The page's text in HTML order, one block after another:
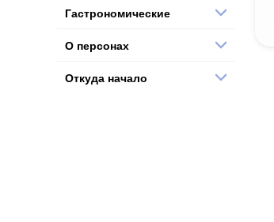
Гастрономические
О персонах
Откуда начало